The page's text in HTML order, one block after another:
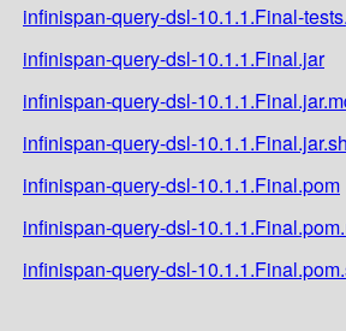
infinispan-query-dsl-10.1.1.Final-
infinispan-query-dsl-10.1.1.Final.jar
infinispan-query-dsl-
infinispan-query-dsl-
infinispan-query-dsl-10.1.1.Final.pom
infinispan-query-dsl-
infinispan-query-dsl-